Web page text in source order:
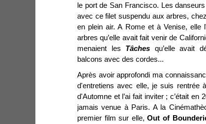
le port de San Francisco. Les
avec ce filet suspendu aux arbres,
en plein air. A Rome et à Venise,
arbres qu’elle avait fait venir de
menaient les Tâches qu’elle avait
balcons avec des cordes...
Après avoir approfondi ma
d'entretiens avec elle, je suis rentrée
d'Automne et l’ai fait inviter ; c’était en
jamais venue à Paris. A la
premier film sur elle,Out of